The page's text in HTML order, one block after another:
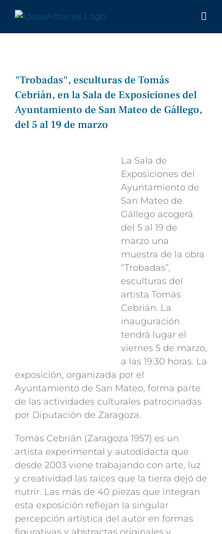
contenido
"Trobadas", esculturas de Tomás
Cebrián, en la Sala de Exposiciones del
Ayuntamiento de San Mateo de Gállego,
del 5 al 19 de marzo
La Sala de
Exposiciones del
Ayuntamiento de
San Mateo de
Gállego acogerá
del 5 al 19 de
marzo una
muestra de la obra
“Trobadas”,
esculturas del
artista Tomás
Cebrián. La
inauguración
tendrá lugar el
viernes 5 de marzo,
a las 19:30 horas. La
exposición, organizada por el
Ayuntamiento de San Mateo, forma parte
de las actividades culturales patrocinadas
por Diputación de Zaragoza.
Tomás Cebrián (Zaragoza 1957) es un
artista experimental y autodidacta que
desde 2003 viene trabajando con arte, luz
y creatividad las raíces que la tierra dejó de
nutrir. Las más de 40 piezas que integran
esta exposición reflejan la singular
percepción artística del autor en formas